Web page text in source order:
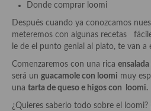
Recetas
Acompañamientos
Airfryer recetas
Aderezos, salsas, vinagretas,
aditivos
Donde comprar loomi
Después cuando ya conozcamos
meteremos con algunas recetas
le de el punto genial al plato, te van a
Comenzaremos con una rica
será un guacamole con loomi muy
una tarta de queso e higos con loomi.
¿Quieres saberlo todo sobre el loomi?